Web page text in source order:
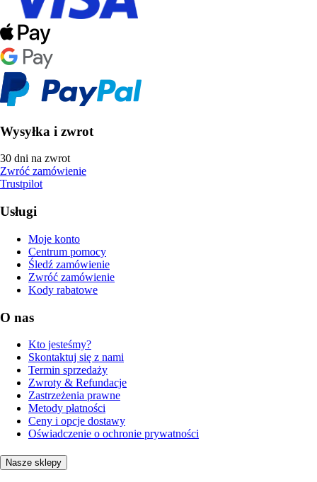
Wysyłka i zwrot
30 dni na zwrot
Zwróć zamówienie
Trustpilot
Usługi
Moje konto
Centrum pomocy
Śledź zamówienie
Zwróć zamówienie
Kody rabatowe
O nas
Kto jesteśmy?
Skontaktuj się z nami
Termin sprzedaży
Zwroty & Refundacje
Zastrzeżenia prawne
Metody płatności
Ceny i opcje dostawy
Oświadczenie o ochronie prywatności
Nasze sklepy